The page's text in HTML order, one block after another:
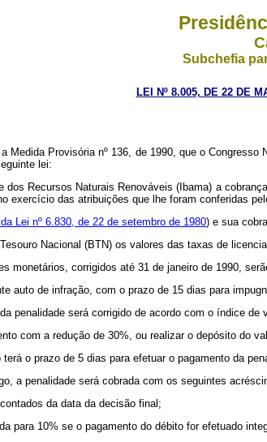
Subchefia
LEI Nº 8.005, DE 22 DE
Medida Provisória nº 136, de 1990, que o
lei:
dos Recursos Naturais Renováveis (Ibama) a
exercício das atribuições que lhe foram conferidas
Lei nº 6.830, de 22 de setembro de 1980) e sua
Nacional (BTN) os valores das taxas de
monetários, corrigidos até 31 de janeiro de 1990,
auto de infração, com o prazo de 15 dias para
penalidade será corrigido de acordo com o índice de
com a redução de 30%, ou realizar o depósito do
o prazo de 5 dias para efetuar o pagamento da
a penalidade será cobrada com os seguintes
da data da decisão final;
para 10% se o pagamento do débito for efetuado